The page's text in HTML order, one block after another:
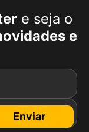
e seja o
e
Enviar